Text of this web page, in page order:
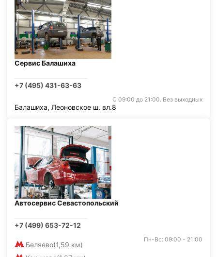
Сервис Балашиха
+7 (495) 431-63-63
С 09:00 до 21:00. Без выходных
Балашиха, Леоновское ш. вл.8
Автосервис Севастопольский
+7 (499) 653-72-12
Беляево(1,59 км)
Пн-Вс: 09:00 - 21:00